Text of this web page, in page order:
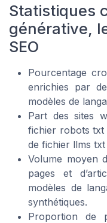
Statistiques
générative,
SEO
Pourcentage
enrichies par
modèles de
Part des sites
fichier robots txt
de fichier llms txt
Volume moyen
pages et
modèles de
synthétiques.
Proportion de